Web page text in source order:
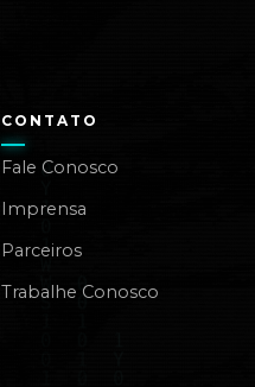
CONTATO
Fale Conosco
Imprensa
Parceiros
Trabalhe Conosco